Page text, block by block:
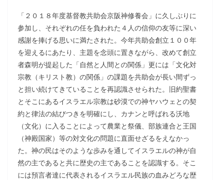
「２０１８年度基督教共助会京阪神修養会」に久しぶりに
参加し、それぞれの任を負われた４人の信仰の友等に深い
感謝を捧げる思いに満たされた。今年共助会創立１００年
を迎えるにあたり、主題を念頭に置きながら、改めて創立
者森明が提起した「自然と人間との関係」更には「文化対
宗教（キリスト教）の関係」の課題を共助会が長い間ずっ
と担い続けてきていることを再認識させられた。旧約聖書
とそこにあるイスラエル宗教は砂漠での神ヤハウェとの契
約と律法の結びつきを明確にし、カナンと呼ばれる沃地
（文化）に入ることによって農業と祭儀、部族連合と王国
（神殿国家）等の対文化の問題に直面せざるをえなかっ
た。神の民はそのような歩みを通してイスラエルの神が自
然の主であると共に歴史の主であることを認識する。そこ
には預言者達に代表されるイスラエル民族の血みどろな歴